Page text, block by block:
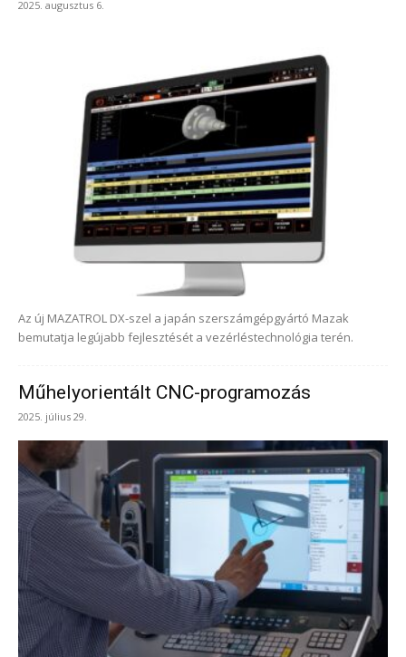
2025. augusztus 6.
Az új MAZATROL DX-szel a japán szerszámgépgyártó Mazak
bemutatja legújabb fejlesztését a vezérléstechnológia terén.
Műhelyorientált CNC-programozás
2025. július 29.